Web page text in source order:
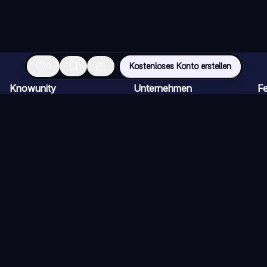
Kostenloses Konto erstellen
Knowunity Unternehmen